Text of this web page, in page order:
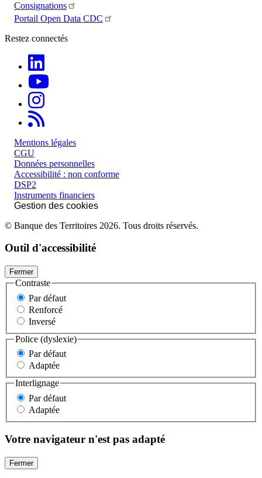
Consignations
Portail Open Data CDC
Restez connectés
LinkedIn
Instagram
Mentions légales
CGU
Données personnelles
Accessibilité : non conforme
DSP2
Instruments financiers
Gestion des cookies
© Banque des Territoires 2026. Tous droits réservés.
Outil d'accessibilité
Fermer
Contraste
Par défaut
Renforcé
Inversé
Police (dyslexie)
Par défaut
Adaptée
Interlignage
Par défaut
Adaptée
Votre navigateur n'est pas adapté
Fermer